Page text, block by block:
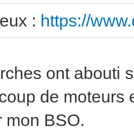
: https://
ont abouti
de moteurs
mon BSO.